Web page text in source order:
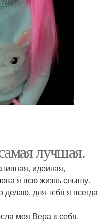
лучшая.
идейная,
я всю жизнь слышу.
делаю, для тебя я всегда
моя Вера в себя.